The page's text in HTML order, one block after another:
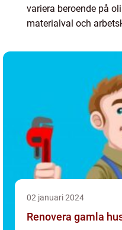
variera beroende på
materialval och
kostnaden för att ren...
02 januari 2024
Renovera gamla